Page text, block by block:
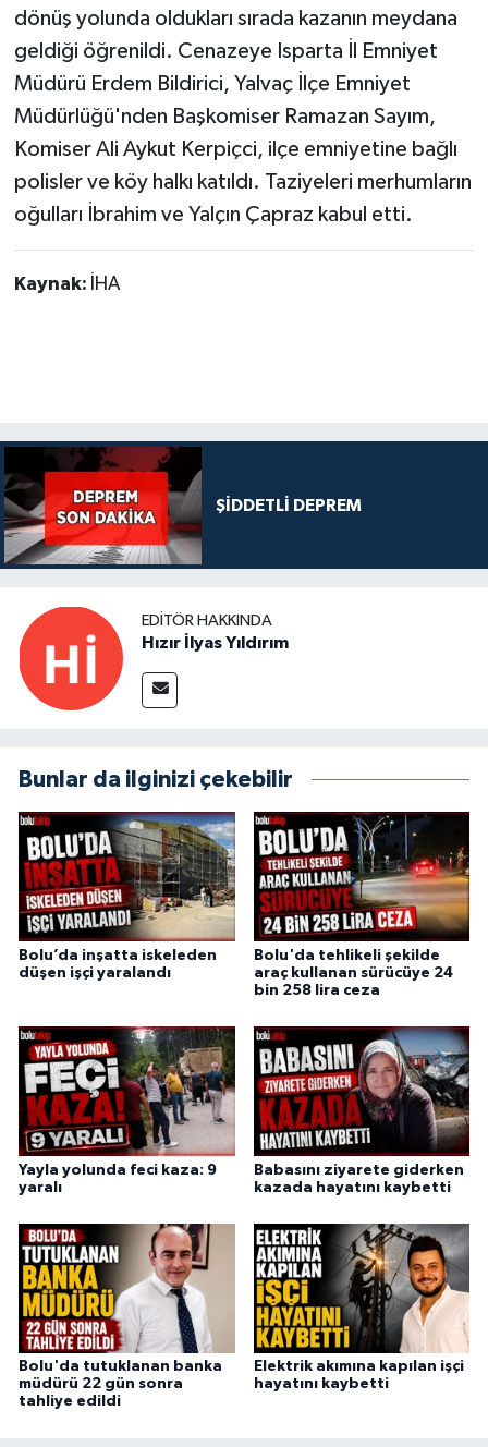
dönüş yolunda oldukları sırada kazanın meydana
geldiği öğrenildi. Cenazeye Isparta İl Emniyet
Müdürü Erdem Bildirici, Yalvaç İlçe Emniyet
Müdürlüğü'nden Başkomiser Ramazan Sayım,
Komiser Ali Aykut Kerpiçci, ilçe emniyetine bağlı
polisler ve köy halkı katıldı. Taziyeleri merhumların
oğulları İbrahim ve Yalçın Çapraz kabul etti.
Kaynak: İHA
ŞİDDETLİ DEPREM
EDITÖR HAKKINDA
Hızır İlyas Yıldırım
Bunlar da ilginizi çekebilir
Bolu’da inşatta iskeleden
düşen işçi yaralandı
Bolu'da tehlikeli şekilde
araç kullanan sürücüye 24
bin 258 lira ceza
Yayla yolunda feci kaza: 9
yaralı
Babasını ziyarete giderken
kazada hayatını kaybetti
Bolu'da tutuklanan banka
müdürü 22 gün sonra
tahliye edildi
Elektrik akımına kapılan işçi
hayatını kaybetti